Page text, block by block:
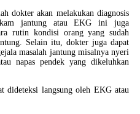
dokter akan melakukan diagnosis
jantung atau EKG ini juga
rutin kondisi orang yang sudah
Selain itu, dokter juga dapat
masalah jantung misalnya nyeri
napas pendek yang dikeluhkan
dideteksi langsung oleh EKG atau